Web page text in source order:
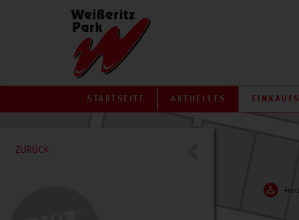
STARTSEITE AKTUELLES
ZURÜCK